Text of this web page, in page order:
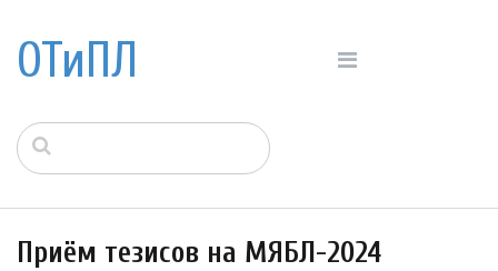
ОТиПЛ
Приём тезисов на МЯБЛ-2024